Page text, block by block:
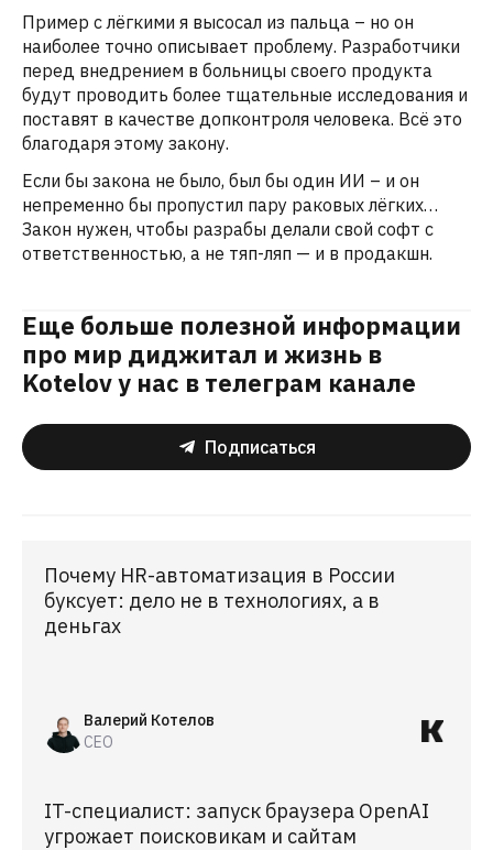
Пример с лёгкими я высосал из пальца – но он
наиболее точно описывает проблему. Разработчики
перед внедрением в больницы своего продукта
будут проводить более тщательные исследования и
поставят в качестве допконтроля человека. Всё это
благодаря этому закону.
Если бы закона не было, был бы один ИИ – и он
непременно бы пропустил пару раковых лёгких…
Закон нужен, чтобы разрабы делали свой софт с
ответственностью, а не тяп-ляп — и в продакшн.
Еще больше полезной информации
про мир диджитал и жизнь в
Kotelov у нас в телеграм канале
Подписаться
Почему HR-автоматизация в России
буксует: дело не в технологиях, а в
деньгах
Валерий Котелов
CEO
IT-специалист: запуск браузера OpenAI
угрожает поисковикам и сайтам